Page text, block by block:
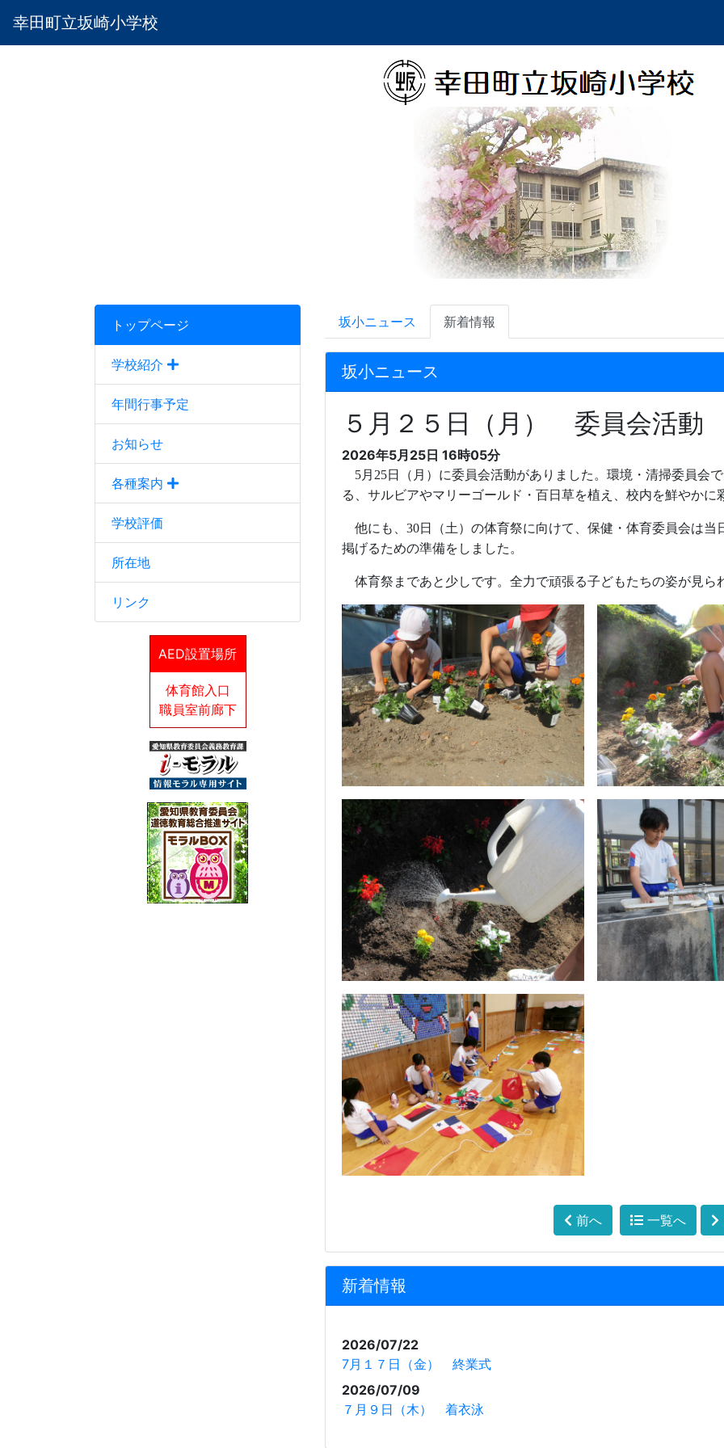
幸田町立坂崎小学校
トップページ
学校紹介
年間行事予定
お知らせ
各種案内
学校評価
所在地
リンク
AED設置場所
体育館入口
職員室前廊下
坂小ニュース 新着情報
坂小ニュース
５月２５日（月） 委員会活動
2026年5月25日 16時05分
5月 25日（月）に委員会活動がありました。環境・清掃委員会
る、サルビアやマリーゴールド・百日草を植え、校内を鮮やかに
他にも、 30日（土）の体育祭に向けて、保健・体育委員会は
掲げるための準備をしました。
体育祭まであと少しです。全力で頑張る子どもたちの姿が見ら
前へ 一覧へ
新着情報
2026/07/22
7月１７日（金） 終業式
2026/07/09
７月９日（木） 着衣泳